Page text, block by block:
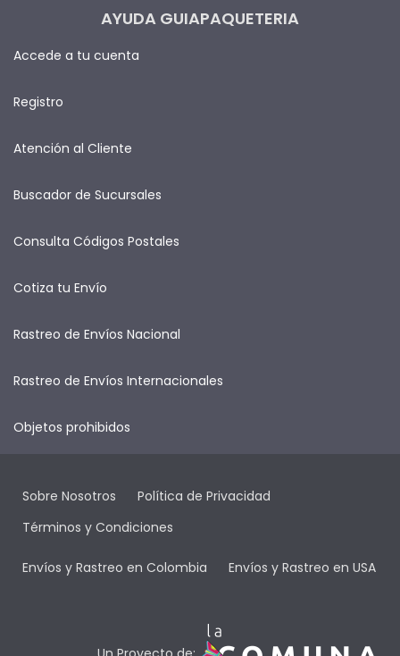
AYUDA GUIAPAQUETERIA
Accede a tu cuenta
Registro
Atención al Cliente
Buscador de Sucursales
Consulta Códigos Postales
Cotiza tu Envío
Rastreo de Envíos Nacional
Rastreo de Envíos Internacionales
Objetos prohibidos
Sobre Nosotros
Política de Privacidad
Términos y Condiciones
Envíos y Rastreo en Colombia Envíos y Rastreo en USA